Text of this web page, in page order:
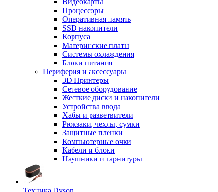
Видеокарты
Процессоры
Оперативная память
SSD накопители
Корпуса
Материнские платы
Системы охлаждения
Блоки питания
Периферия и аксессуары
3D Принтеры
Сетевое оборудование
Жесткие диски и накопители
Устройства ввода
Хабы и разветвители
Рюкзаки, чехлы, сумки
Защитные пленки
Компьютерные очки
Кабели и блоки
Наушники и гарнитуры
Техника Dyson